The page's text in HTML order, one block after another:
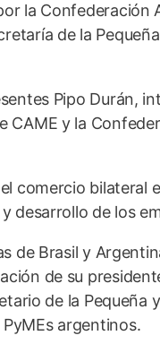
la Confederación
de la
Pipo Durán,
y la
comercio bilateral
de los
de Brasil y
de su
de la Pequeña
argentinos.